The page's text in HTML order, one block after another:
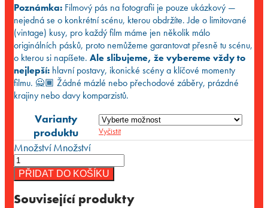
Poznámka: Filmový pás na fotografii je pouze ukázkový —
nejedná se o konkrétní scénu, kterou obdržíte. Jde o limitované
(vintage) kusy, pro každý film máme jen několik málo
originálních pásků, proto nemůžeme garantovat přesně tu scénu,
o kterou si napíšete. Ale slibujeme, že vybereme vždy to
nejlepší: hlavní postavy, ikonické scény a klíčové momenty
filmu. 🙅🏾 Žádné mázlé nebo přechodové záběry, prázdné
krajiny nebo davy komparzistů.
Varianty
produktu
Vyčistit
MnožstvíMnožství
PŘIDAT DO KOŠÍKU
Související produkty